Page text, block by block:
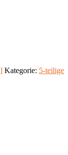
Kategorie: 5-teilige